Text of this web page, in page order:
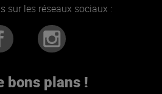
sur les réseaux sociaux :
bons plans !